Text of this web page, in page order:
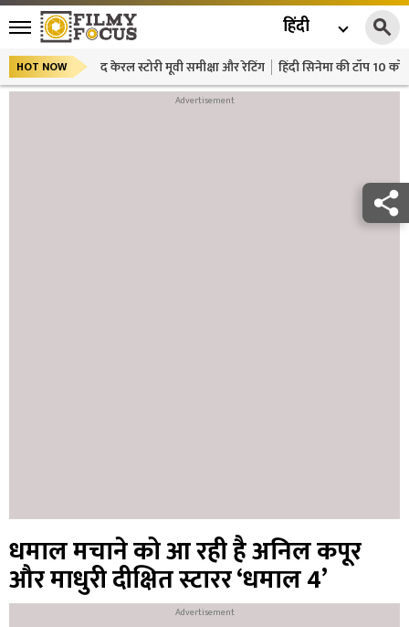
हिंदी
HOT NOW द केरल स्टोरी मूवी समीक्षा और रेटिंग हिंदी सिनेमा की टॉप 10
धमाल मचाने को आ रही है अनिल कपूर
और माधुरी दीक्षित स्टारर ‘धमाल 4’